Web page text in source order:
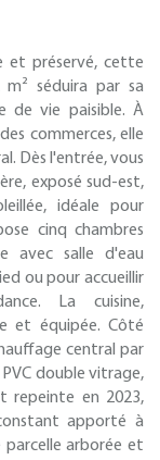
et préservé, cette
séduira par sa
de vie paisible. À
commerces, elle
Dès l'entrée, vous
exposé sud-est,
idéale pour
cinq chambres
avec salle d'eau
ou pour accueillir
La cuisine,
et équipée. Côté
central par
PVC double vitrage,
repeinte en 2023,
apporté à
parcelle arborée et